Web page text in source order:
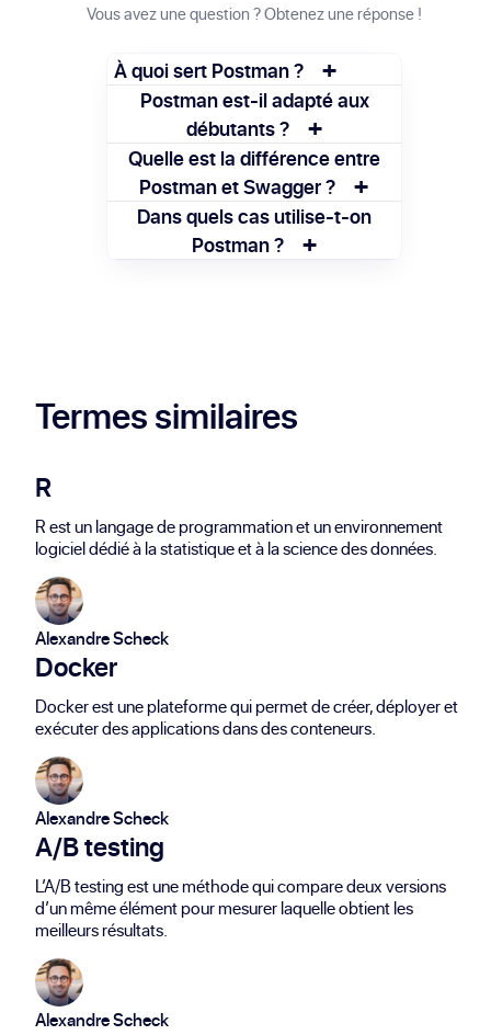
Vous avez une question ? Obtenez une réponse !
À quoi sert Postman ? +
Postman sert à envoyer des requêtes
HTTP à une API pour en tester les
réponses. Il simplifie le développement et
le débogage des interfaces.
Postman est-il adapté aux
débutants ?
+
Oui, Postman dispose d'une interface
intuitive. Il aide à comprendre le
fonctionnement des API même sans
connaissances approfondies en
programmation.
Quelle est la différence entre
Postman et Swagger ?
+
Postman est axé sur le test et l'exécution
d'API, tandis que Swagger se concentre
sur la documentation et la conception des
Dans quels cas utilise-t-on
Postman ?
+
Termes similaires
R
R est un langage de programmation et un environnement
logiciel dédié à la statistique et à la science des données.
Alexandre Scheck
Docker
Docker est une plateforme qui permet de créer, déployer et
exécuter des applications dans des conteneurs.
Alexandre Scheck
A/B testing
L’A/B testing est une méthode qui compare deux versions
d’un même élément pour mesurer laquelle obtient les
meilleurs résultats.
Alexandre Scheck